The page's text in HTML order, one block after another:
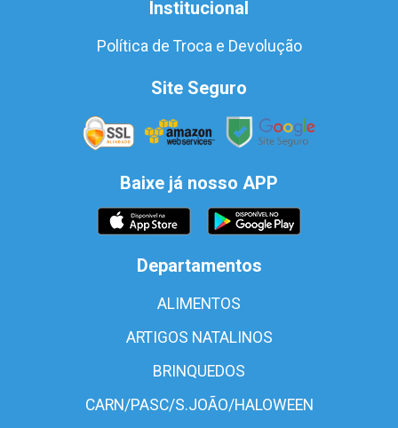
Institucional
Política de Troca e Devolução
Site Seguro
Baixe já nosso APP
Departamentos
ALIMENTOS
ARTIGOS NATALINOS
BRINQUEDOS
CARN/PASC/S.JOÃO/HALOWEEN